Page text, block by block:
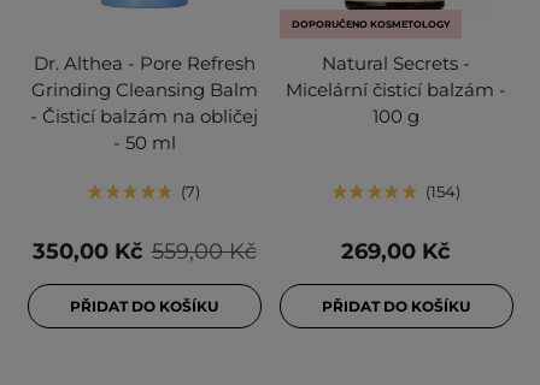
Dr. Althea - Pore Refresh
Grinding Cleansing Balm
- Čisticí balzám na obličej
- 50 ml
7
559,00 Kč
350,00 Kč
PŘIDAT DO KOŠÍKU
DOPORUČENO KOSMETOLOGY
Natural Secrets -
Micelární čisticí balzám -
100 g
154
269,00 Kč
PŘIDAT DO KOŠÍKU